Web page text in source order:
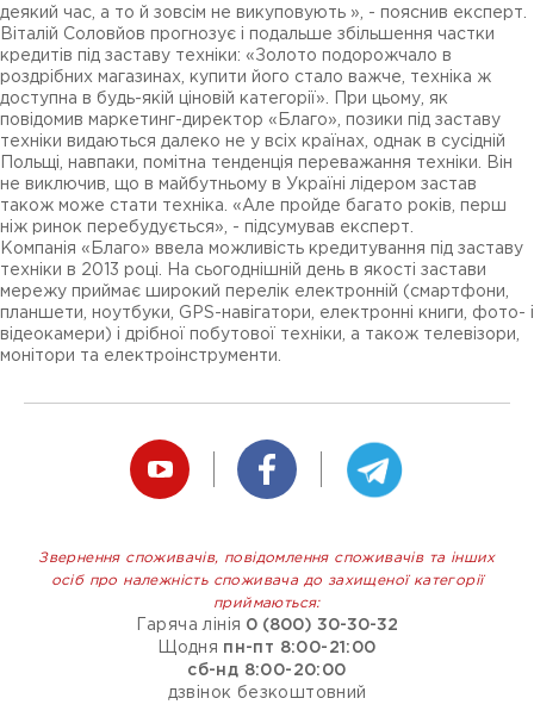
деякий час, а то й зовсім не викуповують », - пояснив експерт.
Віталій Соловйов прогнозує і подальше збільшення частки
кредитів під заставу техніки: «Золото подорожчало в
роздрібних магазинах, купити його стало важче, техніка ж
доступна в будь-якій ціновій категорії». При цьому, як
повідомив маркетинг-директор «Благо», позики під заставу
техніки видаються далеко не у всіх країнах, однак в сусідній
Польщі, навпаки, помітна тенденція переважання техніки. Він
не виключив, що в майбутньому в Україні лідером застав
також може стати техніка. «Але пройде багато років, перш
ніж ринок перебудується», - підсумував експерт.
Компанія «Благо» ввела можливість кредитування під заставу
техніки в 2013 році. На сьогоднішній день в якості застави
мережу приймає широкий перелік електронній (смартфони,
планшети, ноутбуки, GPS-навігатори, електронні книги, фото- і
відеокамери) і дрібної побутової техніки, а також телевізори,
монітори та електроінструменти.
Звернення споживачів, повідомлення споживачів та інших
осіб про належність споживача до захищеної категорії
приймаються:
Гаряча лінія 0 (800) 30-30-32
Щодня пн-пт 8:00-21:00
сб-нд 8:00-20:00
дзвінок безкоштовний